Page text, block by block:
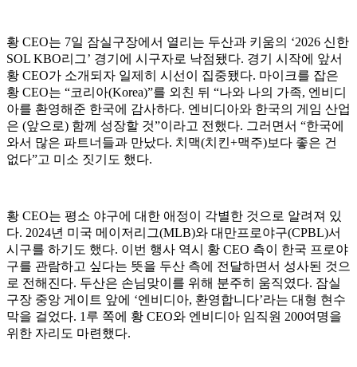
황 CEO는 7일 잠실구장에서 열리는 두산과 키움의 ‘2026 신한
SOL KBO리그’ 경기에 시구자로 낙점됐다. 경기 시작에 앞서
황 CEO가 소개되자 일제히 시선이 집중됐다. 마이크를 잡은
황 CEO는 “코리아(Korea)”를 외친 뒤 “나와 나의 가족, 엔비디
아를 환영해준 한국에 감사하다. 엔비디아와 한국의 게임 산업
은 (앞으로) 함께 성장할 것”이라고 전했다. 그러면서 “한국에
와서 많은 파트너들과 만났다. 치맥(치킨+맥주)보다 좋은 건
없다”고 미소 짓기도 했다.
황 CEO는 평소 야구에 대한 애정이 각별한 것으로 알려져 있
다. 2024년 미국 메이저리그(MLB)와 대만프로야구(CPBL)서
시구를 하기도 했다. 이번 행사 역시 황 CEO 측이 한국 프로야
구를 관람하고 싶다는 뜻을 두산 측에 전달하면서 성사된 것으
로 전해진다. 두산은 손님맞이를 위해 분주히 움직였다. 잠실
구장 중앙 게이트 앞에 ‘엔비디아, 환영합니다’라는 대형 현수
막을 걸었다. 1루 쪽에 황 CEO와 엔비디아 임직원 200여명을
위한 자리도 마련했다.